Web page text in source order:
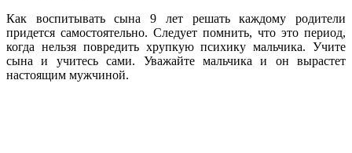
Как воспитывать сына 9 лет решать каждому родители
придется самостоятельно. Следует помнить, что это период,
когда нельзя повредить хрупкую психику мальчика. Учите
сына и учитесь сами. Уважайте мальчика и он вырастет
настоящим мужчиной.